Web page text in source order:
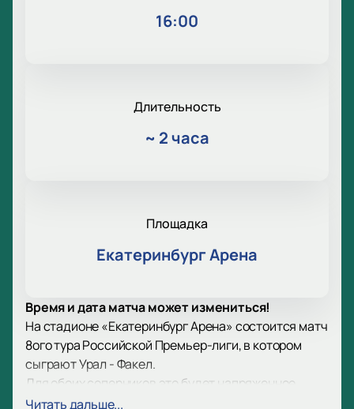
16:00
Длительность
~ 2 часа
Площадка
Екатеринбург Арена
Время и дата матча может измениться!
На стадионе «Екатеринбург Арена» состоится матч
8ого тура Российской Премьер-лиги, в котором
сыграют Урал - Факел.
Для обоих соперников это будет напряженное
противостояние, которое принесет победителю
Читать дальше...